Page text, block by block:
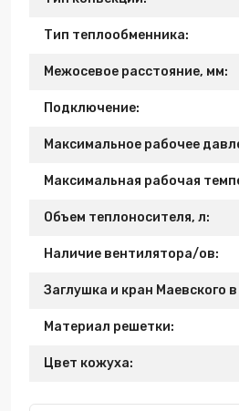
Тип теплообменника:
Межосевое расстояние, мм:
Подключение:
Максимальное рабочее
Максимальная рабочая
Объем теплоносителя, л:
Наличие вентилятора/ов:
Заглушка и кран Маевского
Материал решетки:
Цвет кожуха: